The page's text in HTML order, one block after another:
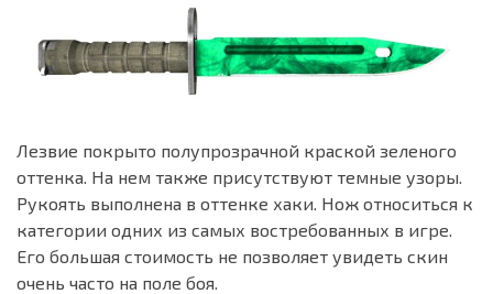
Лезвие покрыто полупрозрачной краской зеленого
оттенка. На нем также присутствуют темные узоры.
Рукоять выполнена в оттенке хаки. Нож относиться к
категории одних из самых востребованных в игре.
Его большая стоимость не позволяет увидеть скин
очень часто на поле боя.